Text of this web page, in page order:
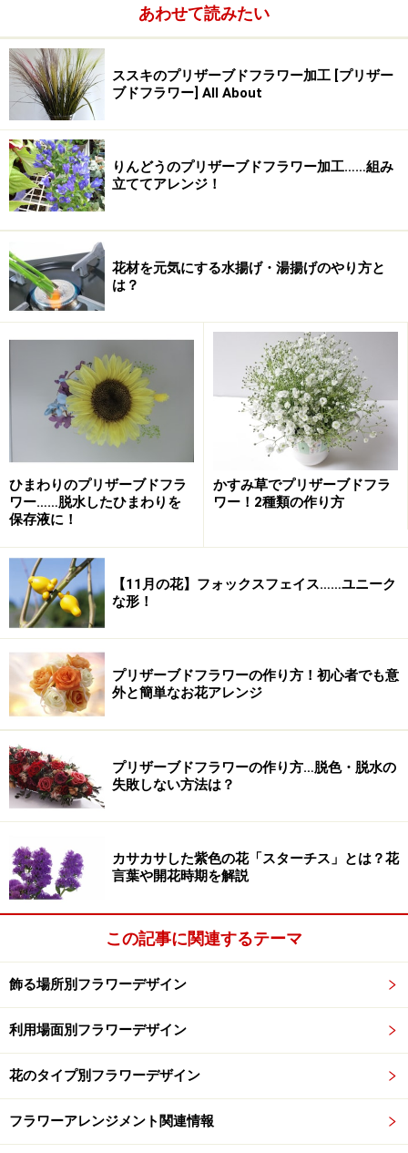
あわせて読みたい
ススキのプリザーブドフラワー加工 [プリザー
ブドフラワー] All About
りんどうのプリザーブドフラワー加工……組み
立ててアレンジ！
花材を元気にする水揚げ・湯揚げのやり方と
は？
ひまわりのプリザーブドフラ
ワー……脱水したひまわりを
保存液に！
かすみ草でプリザーブドフラ
ワー！2種類の作り方
【11月の花】フォックスフェイス……ユニーク
な形！
プリザーブドフラワーの作り方！初心者でも意
外と簡単なお花アレンジ
プリザーブドフラワーの作り方…脱色・脱水の
失敗しない方法は？
カサカサした紫色の花「スターチス」とは？花
言葉や開花時期を解説
この記事に関連するテーマ
飾る場所別フラワーデザイン
利用場面別フラワーデザイン
花のタイプ別フラワーデザイン
フラワーアレンジメント関連情報